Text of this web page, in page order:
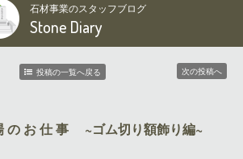
石材事業のスタッフブログ
Stone Diary
投稿の一覧へ戻る 次の投稿へ
の お 仕 事 ~ゴム切り額飾り編~